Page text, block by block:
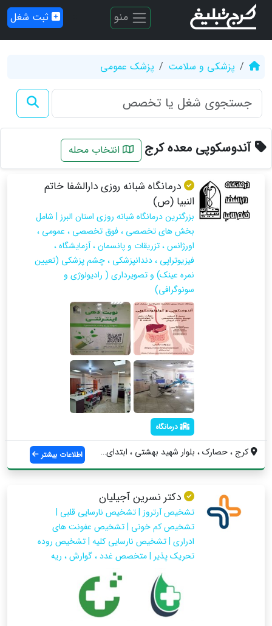
منو ثبت شغل
پزشکی و سلامت پزشک عمومی
آندوسکوپی معده کرج انتخاب محله
درمانگاه شبانه روزی دارالشفا خاتم
النبیا (ص)
بزرگترین درمانگاه شبانه روزی استان البرز | شامل
بخش های تخصصی ، فوق تخصصی ، عمومی ،
اورژانس ، تزریقات و پانسمان ، آزمایشگاه ،
فیزیوتراپی ، دندانپزشکی ، چشم پزشکی (تعیین
نمره عینک) و تصویرداری ( رادیولوژی و
سونوگرافی)
درمانگاه
کرج ، حصارک ، بلوار شهید بهشتی ، ابتدای ... اطلاعات بیشتر
دکتر نسرین آجیلیان
تشخیص آرتروز | تشخیص نارسایی قلبی |
تشخیص کم خونی | تشخیص عفونت های
ادراری | تشخیص نارسایی کلیه | تشخیص روده
تحریک پذیر | متخصص غدد ، گوارش ، ریه